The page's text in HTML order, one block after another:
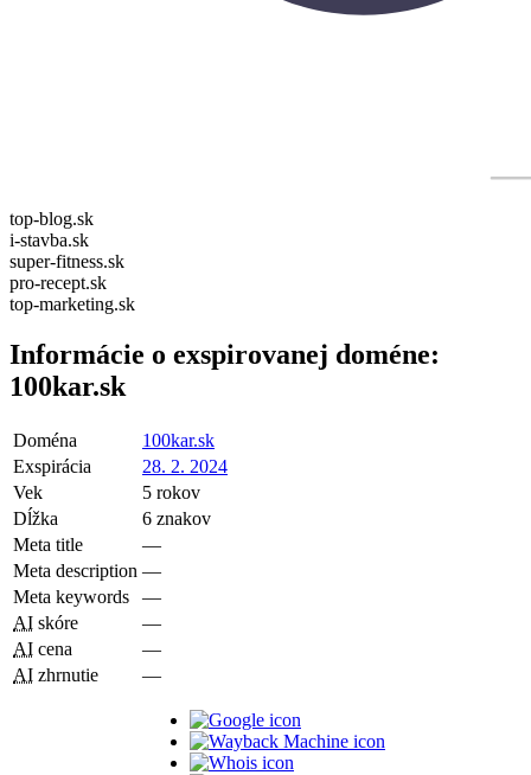
top-blog.sk
i-stavba.sk
super-fitness.sk
pro-recept.sk
top-marketing.sk
Informácie o exspirovanej doméne:
100kar.sk
Doména
100kar.sk
Exspirácia
28. 2. 2024
Vek
5 rokov
Dĺžka
6 znakov
Meta title
—
Meta description —
Meta keywords
—
AI skóre
—
AI cena
—
AI zhrnutie —